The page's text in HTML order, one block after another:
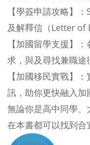
【學簽申請攻略】
及解釋信（Letter of
【加國留學支援】
求，與及尋找兼職途
【加國移民實戰】
訊，助你更快融入加
無論你是高中同學、
在本書都可以找到合